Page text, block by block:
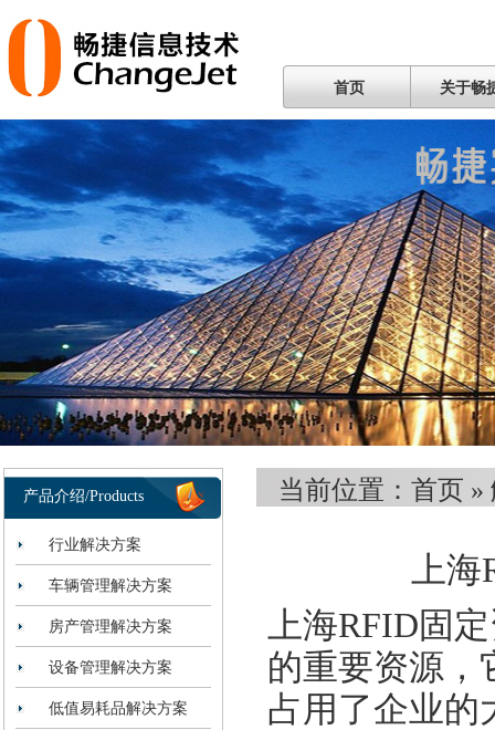
首页 关于畅
产品介绍/Products
行业解决方案
车辆管理解决方案
房产管理解决方案
设备管理解决方案
低值易耗品解决方案
当前位置： 首页 »
上海
上海RFID固
的重要资源，
占用了企业的